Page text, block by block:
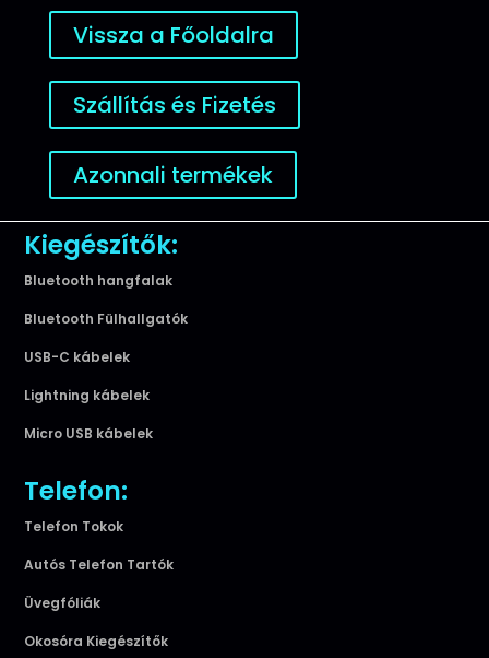
Vissza a Főoldalra
Szállítás és Fizetés
Azonnali termékek
Kiegészítők:
Bluetooth hangfalak
Bluetooth Fülhallgatók
USB-C kábelek
Lightning kábelek
Micro USB kábelek
Telefon:
Telefon Tokok
Autós Telefon Tartók
Üvegfóliák
Okosóra Kiegészítők